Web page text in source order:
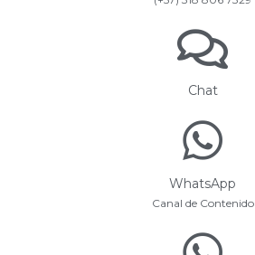
Chat
WhatsApp
Canal de Contenido